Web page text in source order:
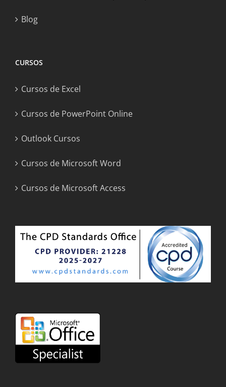
Blog
CURSOS
Cursos de Excel
Cursos de PowerPoint Online
Outlook Cursos
Cursos de Microsoft Word
Cursos de Microsoft Access